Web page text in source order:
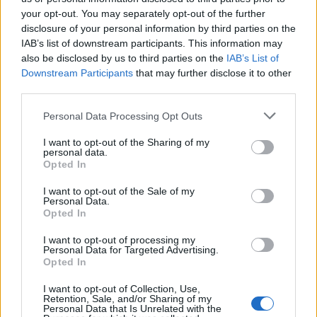
your opt-out. You may separately opt-out of the further
disclosure of your personal information by third parties on the
IAB’s list of downstream participants. This information may
also be disclosed by us to third parties on the IAB’s List of
Downstream Participants that may further disclose it to other
Personal Data Processing Opt Outs
I want to opt-out of the Sharing of my
personal data.
Opted In
I want to opt-out of the Sale of my
Personal Data.
Opted In
I want to opt-out of processing my
Personal Data for Targeted Advertising.
Opted In
I want to opt-out of Collection, Use,
Retention, Sale, and/or Sharing of my
Personal Data that Is Unrelated with the
Actus Info
Elon Musk nuirait gravement à Tesla
selon une étude européenne
Auto Pour Vous 5 août 2026
Actus Info